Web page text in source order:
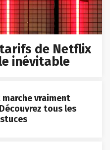
de Netflix
inévitable
marche vraiment
tous les